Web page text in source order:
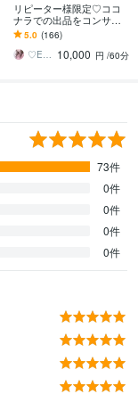
リピーター様限定♡ココ
ナラでの出品をコンサル
します ココナラの出品者
様、出品を検討している
方、サポートいたします
5.0 (166)
♡Ema♡ヒーリング看護師♡カウンセラー 10,000 円 /60分
73件
0件
0件
0件
0件